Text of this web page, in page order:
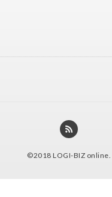
©2018 LOGI-BIZ online